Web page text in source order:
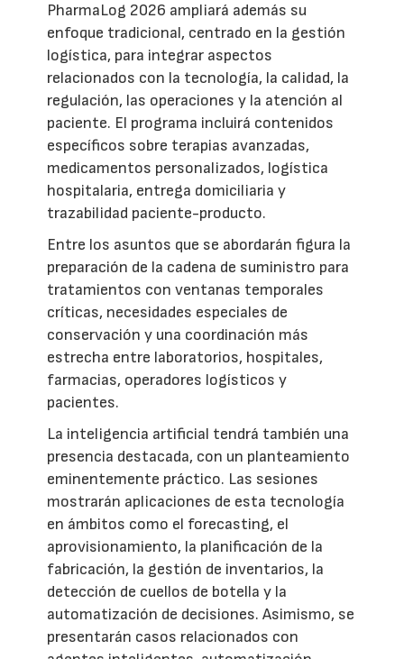
PharmaLog 2026 ampliará además su
enfoque tradicional, centrado en la gestión
logística, para integrar aspectos
relacionados con la tecnología, la calidad, la
regulación, las operaciones y la atención al
paciente. El programa incluirá contenidos
específicos sobre terapias avanzadas,
medicamentos personalizados, logística
hospitalaria, entrega domiciliaria y
trazabilidad paciente-producto.
Entre los asuntos que se abordarán figura la
preparación de la cadena de suministro para
tratamientos con ventanas temporales
críticas, necesidades especiales de
conservación y una coordinación más
estrecha entre laboratorios, hospitales,
farmacias, operadores logísticos y
pacientes.
La inteligencia artificial tendrá también una
presencia destacada, con un planteamiento
eminentemente práctico. Las sesiones
mostrarán aplicaciones de esta tecnología
en ámbitos como el forecasting, el
aprovisionamiento, la planificación de la
fabricación, la gestión de inventarios, la
detección de cuellos de botella y la
automatización de decisiones. Asimismo, se
presentarán casos relacionados con